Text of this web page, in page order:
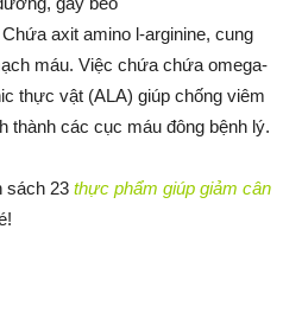
Chứa axit amino l-arginine, cung
máu. Việc chứa chứa omega-
thực vật (ALA) giúp chống viêm
thành các cục máu đông bệnh lý.
sách 23 thực phẩm giúp giảm cân